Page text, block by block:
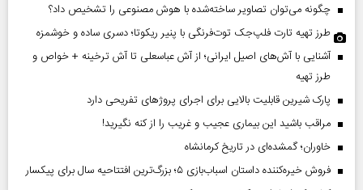
چگونه می‌توان تصاویر ساخته‌شده با هوش مصنوعی را تشخیص داد؟
طرز تهیه تارت فلپ‌جک توت‌فرنگی با پنیر ریکوتا؛ دسری ساده و خوشمزه
آشنایی با آش‌های اصیل ایرانی؛ از آش عباسعلی تا آش ترخینه + خواص و
طرز تهیه
پارک شیرین قابلیت‌ بالایی برای اجرای پروژهای تفریحی دارد
مراقب باشید این بیماری عجیب و غریب را از کنه نگیرید!
خاوران؛ گمشده‌ای در تاریخ کرمانشاه
فروش خیره‌کننده داستان اسباب‌بازی ۵؛ بزرگ‌ترین افتتاحیه سال برای پیکسار